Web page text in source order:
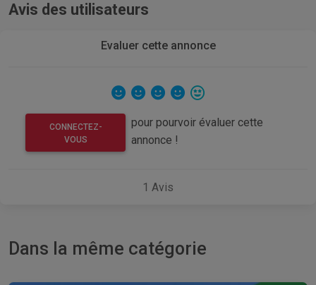
Avis des utilisateurs
Evaluer cette annonce
CONNECTEZ-
VOUS
pour pourvoir évaluer cette
annonce !
1 Avis
Dans la même catégorie